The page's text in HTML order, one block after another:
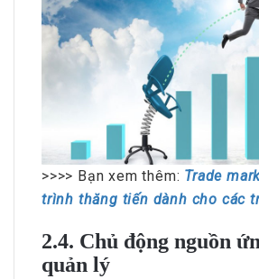
>>>> Bạn xem thêm: Trade
trình thăng tiến dành cho các
2.4. Chủ động nguồn
quản lý